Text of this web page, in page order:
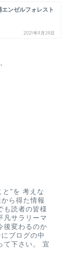
ンゼルフォレスト
2021年9月29日
と"を 考えな
ら得た情報
も読者の皆様
凡サラリーマ
後変わるのか
ブログの中
て下さい。 宜